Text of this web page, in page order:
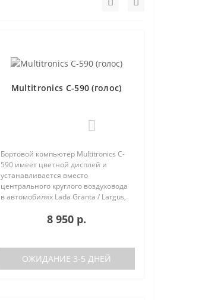
Multitronics C-590 (голос)
Бортовой компьютер Multitronics C-
590 имеет цветной дисплей и
устанавливается вместо
центрального круглого воздуховода
в автомобилях Lada Granta / Largus,
Nissan Almera, на место
центральной вставки панели
8 950 р.
ОЖИДАНИЕ 3-5 ДНЕЙ